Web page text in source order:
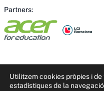
Partners:
Utilitzem cookies pròpies i
estadístiques de la